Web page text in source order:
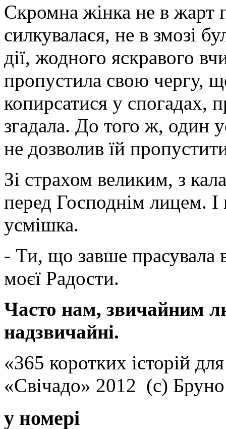
Скромна жінка не в жарт
силкувалася, не в змозі
дії, жодного яскравого
пропустила свою чергу,
копирсатися у спогадах,
згадала. До того ж, один
не дозволив їй
Зі страхом великим, з
перед Господнім лицем.
усмішка.
- Ти, що завше прасувала
моєї Радости.
Часто нам, звичайним
надзвичайні.
«365 коротких історій
«Свічадо» 2012 (с)
у номері